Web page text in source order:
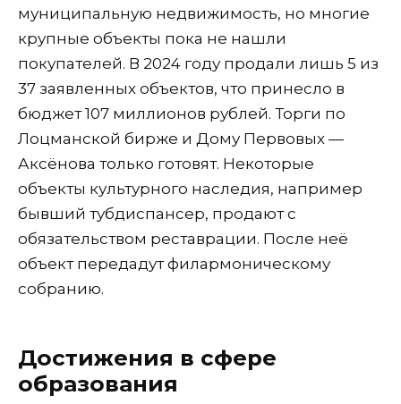
муниципальную недвижимость, но многие
крупные объекты пока не нашли
покупателей. В 2024 году продали лишь 5 из
37 заявленных объектов, что принесло в
бюджет 107 миллионов рублей. Торги по
Лоцманской бирже и Дому Первовых —
Аксёнова только готовят. Некоторые
объекты культурного наследия, например
бывший тубдиспансер, продают с
обязательством реставрации. После неё
объект передадут филармоническому
собранию.
Достижения в сфере
образования